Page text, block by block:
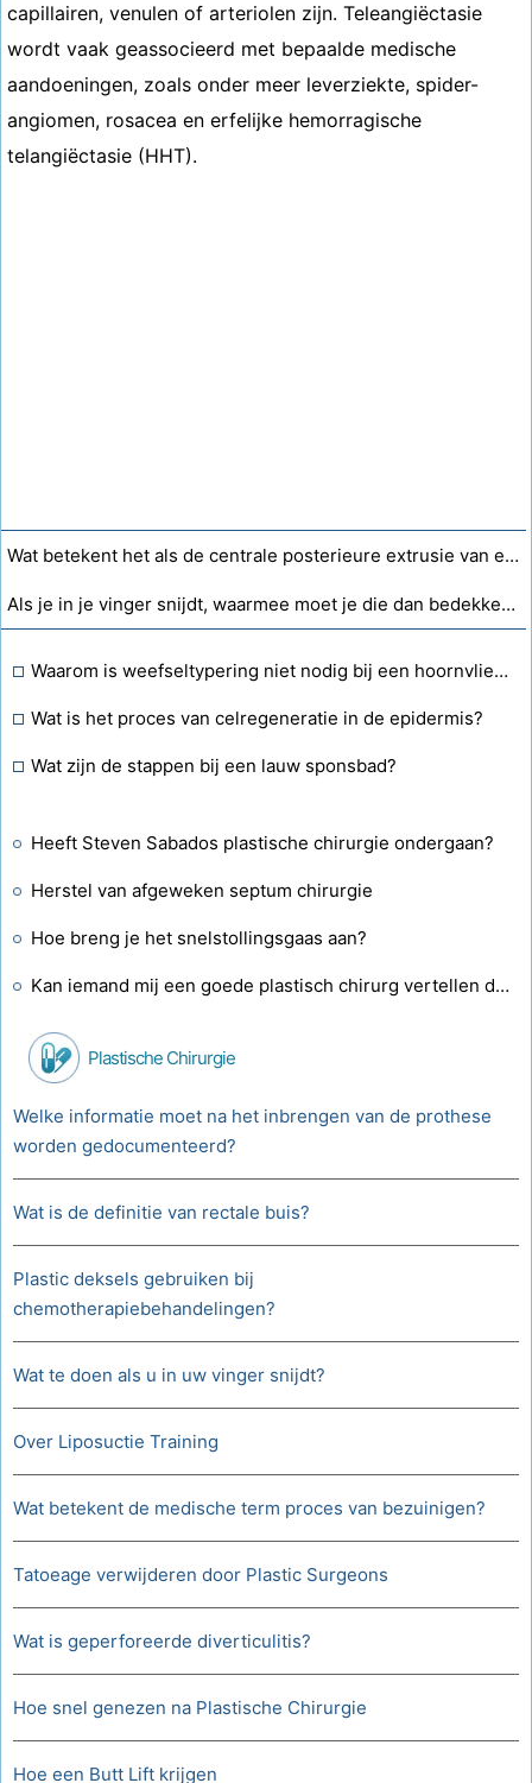
capillairen, venulen of arteriolen zijn. Teleangiëctasie
wordt vaak geassocieerd met bepaalde medische
aandoeningen, zoals onder meer leverziekte, spider-
angiomen, rosacea en erfelijke hemorragische
telangiëctasie (HHT).
Wat betekent het als de centrale posterieure extrusie van een schijf plaatsvindt?
Als je in je vinger snijdt, waarmee moet je die dan bedekken?
Waarom is weefseltypering niet nodig bij een hoornvliestransplantatie?
Wat is het proces van celregeneratie in de epidermis?
Wat zijn de stappen bij een lauw sponsbad?
Heeft Steven Sabados plastische chirurgie ondergaan?
Herstel van afgeweken septum chirurgie
Hoe breng je het snelstollingsgaas aan?
Kan iemand mij een goede plastisch chirurg vertellen die operaties uitvoert aan oude littekens?
Plastische Chirurgie
Welke informatie moet na het inbrengen van de prothese
worden gedocumenteerd?
Wat is de definitie van rectale buis?
Plastic deksels gebruiken bij
chemotherapiebehandelingen?
Wat te doen als u in uw vinger snijdt?
Over Liposuctie Training
Wat betekent de medische term proces van bezuinigen?
Tatoeage verwijderen door Plastic Surgeons
Wat is geperforeerde diverticulitis?
Hoe snel genezen na Plastische Chirurgie
Hoe een Butt Lift krijgen